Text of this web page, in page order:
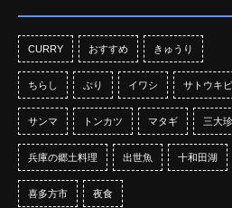
CURRY おすすめ きゅうり
ちらし ぶり イワシ サトウキビ
サンマ トンカツ マタギ 三大
兵庫の郷土料理 出世魚 十和田湖
喜多方市 夜食